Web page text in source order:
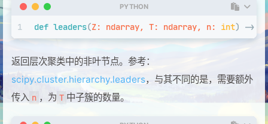
PYTHON
1 def leaders(Z: ndarray, T: ndarray, n: int) ->
返回层次聚类中的非叶节点。参考：
scipy.cluster.hierarchy.leaders，与其不同的是，需要额外
传入 n ，为 T 中子簇的数量。